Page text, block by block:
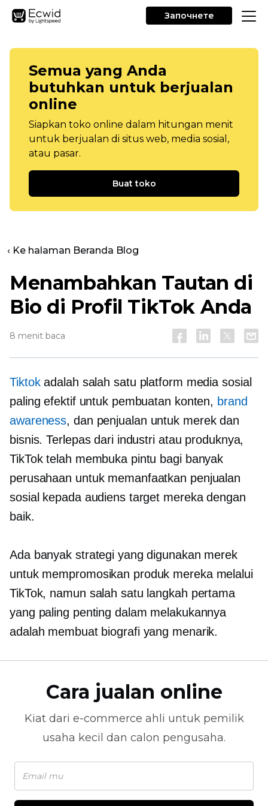
Започнете
Semua yang Anda
butuhkan untuk berjualan
online
Siapkan toko online dalam hitungan menit
untuk berjualan di situs web, media sosial,
atau pasar.
Buat toko
‹ Ke halaman Beranda Blog
Menambahkan Tautan di
Bio di Profil TikTok Anda
8 menit baca
Tiktokadalah salah satu platform media sosial
paling efektif untuk pembuatan konten, brand
awareness, dan penjualan untuk merek dan
bisnis. Terlepas dari industri atau produknya,
TikTok telah membuka pintu bagi banyak
perusahaan untuk memanfaatkan penjualan
sosial kepada audiens target mereka dengan
baik.
Ada banyak strategi yang digunakan merek
untuk mempromosikan produk mereka melalui
TikTok, namun salah satu langkah pertama
yang paling penting dalam melakukannya
adalah membuat biografi yang menarik.
Cara jualan online
Kiat dari e-commerce ahli untuk pemilik
usaha kecil dan calon pengusaha.